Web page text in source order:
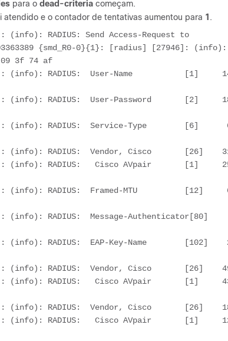
para o dead-criteria começam.
e o contador de tentativas aumentou para 1 .
(info): RADIUS: Send Access-Request to
{smd_R0-0}{1}: [radius] [27946]: (info):
3f 74 af
(info): RADIUS:  User-Name           [1]
(info): RADIUS:  User-Password       [2]
(info): RADIUS:  Service-Type        [6]
(info): RADIUS:  Vendor, Cisco       [26]
(info): RADIUS:   Cisco AVpair       [1]
(info): RADIUS:  Framed-MTU          [12]
(info): RADIUS:  Message-Authenticator[80]
(info): RADIUS:  EAP-Key-Name        [102]
(info): RADIUS:  Vendor, Cisco       [26]
(info): RADIUS:   Cisco AVpair       [1]
(info): RADIUS:  Vendor, Cisco       [26]
(info): RADIUS:   Cisco AVpair       [1]